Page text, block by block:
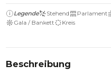
Legende Stehend Parlament
Gala / Bankett
Kreis
Beschreibung